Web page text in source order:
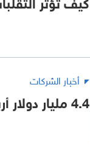
أخبار الشركات
4.4 مليار دولار أرباح نوفو نورديسك الدنماركية بالربع الأول